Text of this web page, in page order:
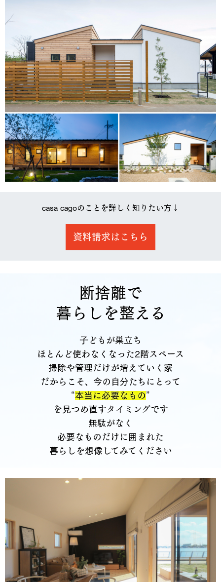
casa cagoのことを詳しく知りたい方↓
資料請求はこちら
断捨離で
暮らしを整える
子どもが巣立ち
ほとんど使わなくなった2階スペース
掃除や管理だけが増えていく家
だからこそ、今の自分たちにとって
“本当に必要なもの”
を見つめ直すタイミングです
無駄がなく
必要なものだけに囲まれた
暮らしを想像してみてください